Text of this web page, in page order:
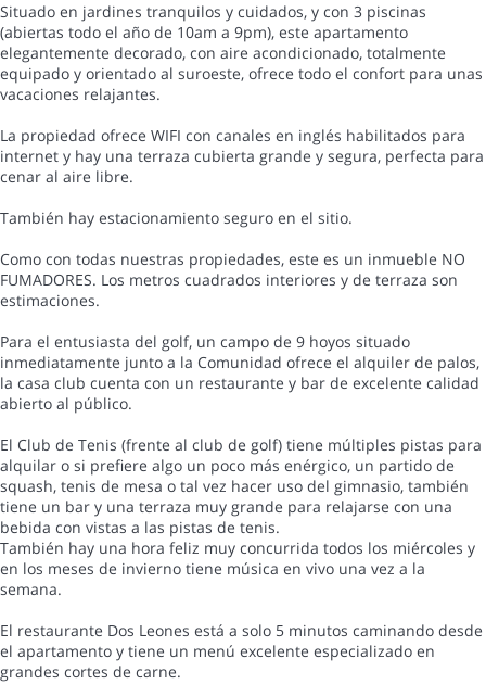
Situado en jardines tranquilos y cuidados, y con 3 piscinas
(abiertas todo el año de 10am a 9pm), este apartamento
elegantemente decorado, con aire acondicionado, totalmente
equipado y orientado al suroeste, ofrece todo el confort para unas
vacaciones relajantes.
La propiedad ofrece WIFI con canales en inglés habilitados para
internet y hay una terraza cubierta grande y segura, perfecta para
cenar al aire libre.
También hay estacionamiento seguro en el sitio.
Como con todas nuestras propiedades, este es un inmueble NO
FUMADORES. Los metros cuadrados interiores y de terraza son
estimaciones.
Para el entusiasta del golf, un campo de 9 hoyos situado
inmediatamente junto a la Comunidad ofrece el alquiler de palos,
la casa club cuenta con un restaurante y bar de excelente calidad
abierto al público.
El Club de Tenis (frente al club de golf) tiene múltiples pistas para
alquilar o si prefiere algo un poco más enérgico, un partido de
squash, tenis de mesa o tal vez hacer uso del gimnasio, también
tiene un bar y una terraza muy grande para relajarse con una
bebida con vistas a las pistas de tenis.
También hay una hora feliz muy concurrida todos los miércoles y
en los meses de invierno tiene música en vivo una vez a la
semana.
El restaurante Dos Leones está a solo 5 minutos caminando desde
el apartamento y tiene un menú excelente especializado en
grandes cortes de carne.